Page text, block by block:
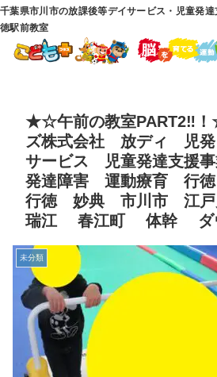
千葉県市川市の放課後等デイサービス・児童発
徳駅前教室
★☆午前の教室PART2‼
ズ株式会社 放ディ 児
サービス 児童発達支援
発達障害 運動療育 行
行徳 妙典 市川市 江
瑞江 春江町 体幹 ダ
未分類